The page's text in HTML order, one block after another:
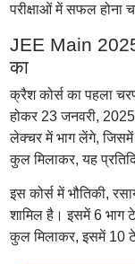
परीक्षाओं में सफल होना
JEE Main
का
क्रैश कोर्स का पहला
होकर 23 जनवरी, 2025
लेक्चर में भाग लेंगे, जिसमें
कुल मिलाकर, यह
इस कोर्स में भौतिकी,
शामिल है। इसमें 6 भाग
कुल मिलाकर, इसमें 10